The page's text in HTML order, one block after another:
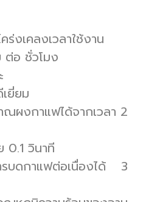
ร่งเคลงเวลาใช้งาน
ต่อ ชั่วโมง
ยี่ยม
ผงกาแฟได้จากเวลา 2
0.1 วินาที
บดกาแฟต่อเนื่องได้ 3